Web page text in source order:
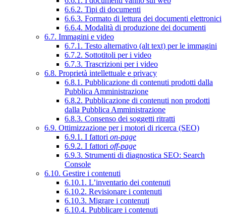
6.6.2. Tipi di documenti
6.6.3. Formato di lettura dei documenti elettronici
6.6.4. Modalità di produzione dei documenti
6.7. Immagini e video
6.7.1. Testo alternativo (alt text) per le immagini
6.7.2. Sottotitoli per i video
6.7.3. Trascrizioni per i video
6.8. Proprietà intellettuale e privacy
6.8.1. Pubblicazione di contenuti prodotti dalla
Pubblica Amministrazione
6.8.2. Pubblicazione di contenuti non prodotti
dalla Pubblica Amministrazione
6.8.3. Consenso dei soggetti ritratti
6.9. Ottimizzazione per i motori di ricerca (SEO)
6.9.1. I fattori on-page
6.9.2. I fattori off-page
6.9.3. Strumenti di diagnostica SEO: Search
Console
6.10. Gestire i contenuti
6.10.1. L’inventario dei contenuti
6.10.2. Revisionare i contenuti
6.10.3. Migrare i contenuti
6.10.4. Pubblicare i contenuti